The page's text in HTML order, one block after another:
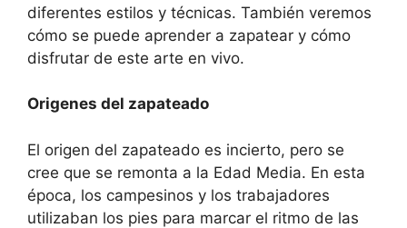
diferentes estilos y técnicas. También veremos
cómo se puede aprender a zapatear y cómo
disfrutar de este arte en vivo.
Origenes del zapateado
El origen del zapateado es incierto, pero se
cree que se remonta a la Edad Media. En esta
época, los campesinos y los trabajadores
utilizaban los pies para marcar el ritmo de las